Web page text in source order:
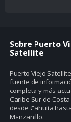
Sobre Puerto
Satellite
Puerto Viejo
fuente de
completa y más
Caribe Sur de Costa
desde Cahuita hasta
Manzanillo.